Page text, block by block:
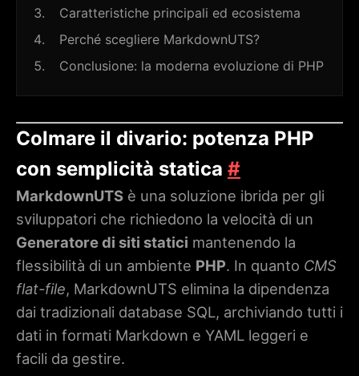
Caratteristiche principali ed ecosistema
Perché scegliere MarkdownUTS?
Conclusione: la moderna evoluzione di PHP
Colmare il divario: potenza PHP
con semplicità statica #
MarkdownUTS è una soluzione ibrida per gli
sviluppatori che richiedono la velocità di un
Generatore di siti statici mantenendo la
flessibilità di un ambiente PHP. In quanto CMS
flat-file, MarkdownUTS elimina la dipendenza
dai tradizionali database SQL, archiviando tutti i
dati in formati Markdown e YAML leggeri e
facili da gestire.